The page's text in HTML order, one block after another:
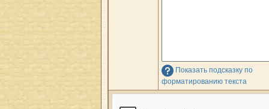
Показать подсказку по
форматированию текста